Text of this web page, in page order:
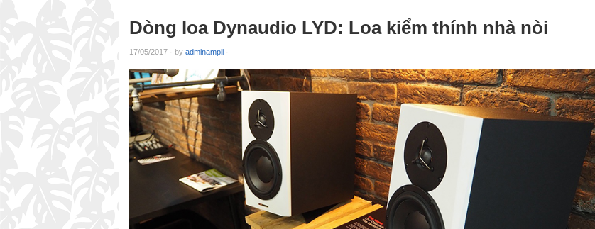
Dòng loa Dynaudio LYD: Loa kiểm thính nhà nòi
17/05/2017 · by adminampli ·